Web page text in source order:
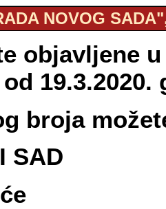
NOVOG
objavljene
od
broja
SAD